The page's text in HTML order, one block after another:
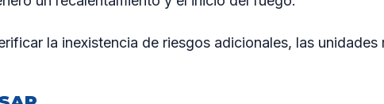
la inexistencia de riesgos adicionales, las unidades